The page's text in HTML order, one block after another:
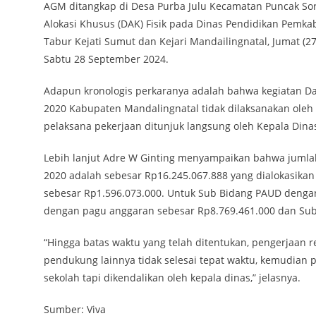
AGM ditangkap di Desa Purba Julu Kecamatan Puncak
Alokasi Khusus (DAK) Fisik pada Dinas Pendidikan
Tabur Kejati Sumut dan Kejari Mandailingnatal, Jumat
Sabtu 28 September 2024.
Adapun kronologis perkaranya adalah bahwa kegiatan
2020 Kabupaten Mandalingnatal tidak dilaksanakan
pelaksana pekerjaan ditunjuk langsung oleh Kepala
Lebih lanjut Adre W Ginting menyampaikan bahwa
2020 adalah sebesar Rp16.245.067.888 yang
sebesar Rp1.596.073.000. Untuk Sub Bidang PAUD
dengan pagu anggaran sebesar Rp8.769.461.000 dan
“Hingga batas waktu yang telah ditentukan, pengerjaan
pendukung lainnya tidak selesai tepat waktu,
sekolah tapi dikendalikan oleh kepala dinas,” jelasnya.
Sumber: Viva